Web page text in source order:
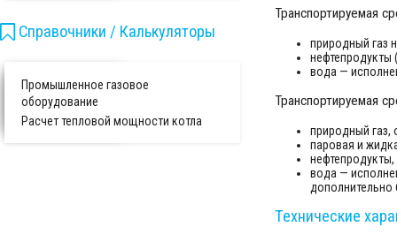
Справочники / Калькуляторы
Промышленное газовое
оборудование
Расчет тепловой мощности котла
Транспортируемая
природный газ
нефтепродукты
вода —
Транспортируемая
природный газ,
паровая и
нефтепродукты,
вода —
дополнительно
Технические